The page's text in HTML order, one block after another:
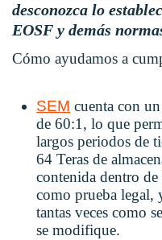
desconozca lo
EOSF y demás
Cómo ayudamos a
SEM cuenta con
de 60:1, lo que
largos periodos de
64 Teras de
contenida dentro
como prueba legal,
tantas veces como
se modifique.